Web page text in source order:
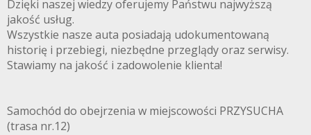
Dzięki naszej wiedzy oferujemy Państwu najwyższą
jakość usług.
Wszystkie nasze auta posiadają udokumentowaną
historię i przebiegi, niezbędne przeglądy oraz serwisy.
Stawiamy na jakość i zadowolenie klienta!
Samochód do obejrzenia w miejscowości PRZYSUCHA
(trasa nr.12)